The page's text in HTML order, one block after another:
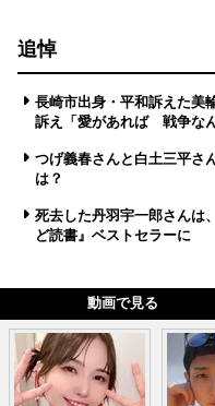
追悼
長崎市出身・平和訴えた
訴え「愛があれば 戦争な
つげ義春さんと白土三平
は？
死去した丹羽宇一郎さん
ど読書』ベストセラーに
動画で見る